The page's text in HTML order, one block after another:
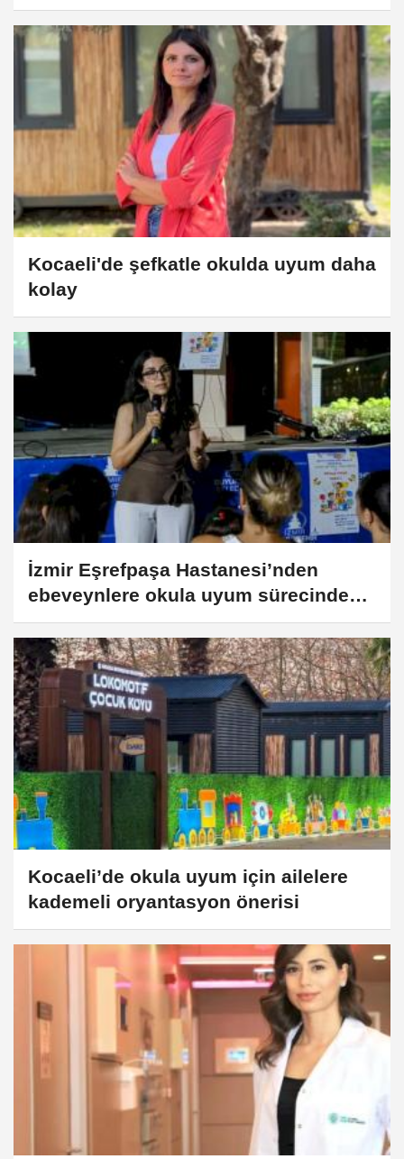
Kocaeli'de şefkatle okulda uyum daha
kolay
İzmir Eşrefpaşa Hastanesi’nden
ebeveynlere okula uyum sürecinde
yol haritası
Kocaeli’de okula uyum için ailelere
kademeli oryantasyon önerisi